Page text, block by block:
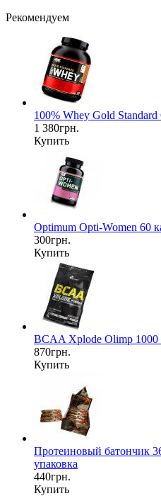
Рекомендуем
100% Whey Gold
1 380грн.
Купить
Optimum Opti-Women 60
300грн.
Купить
BCAA Xplode Olimp 1000
870грн.
Купить
Протеиновый батончик
упаковка
440грн.
Купить